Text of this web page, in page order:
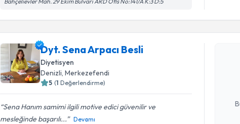
Dyt. Sena Arpacı Besli
Diyetisyen
Denizli , Merkezefendi
5 (1 Değerlendirme)
Sena Hanım samimi ilgili motive edici güvenilir ve
mesleğinde başarılı...
Devamı